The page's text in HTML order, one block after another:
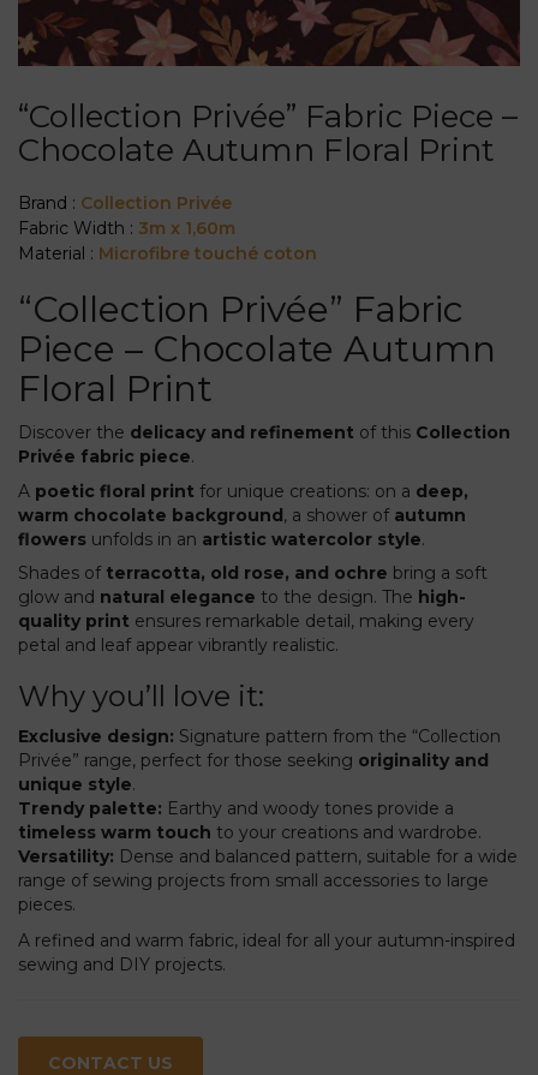
“Collection Privée” Fabric Piece –
Chocolate Autumn Floral Print
Brand : Collection Privée
Fabric Width : 3m x 1,60m
Material : Microfibre touché coton
“Collection Privée” Fabric
Piece – Chocolate Autumn
Floral Print
Discover the delicacy and refinement of this Collection
Privée fabric piece.
A poetic floral print for unique creations: on a deep,
warm chocolate background, a shower of autumn
flowers unfolds in an artistic watercolor style.
Shades of terracotta, old rose, and ochre bring a soft
glow and natural elegance to the design. The high-
quality print ensures remarkable detail, making every
petal and leaf appear vibrantly realistic.
Why you’ll love it:
Exclusive design: Signature pattern from the “Collection
Privée” range, perfect for those seeking originality and
unique style.
Trendy palette: Earthy and woody tones provide a
timeless warm touch to your creations and wardrobe.
Versatility: Dense and balanced pattern, suitable for a wide
range of sewing projects from small accessories to large
pieces.
A refined and warm fabric, ideal for all your autumn-inspired
sewing and DIY projects.
CONTACT US